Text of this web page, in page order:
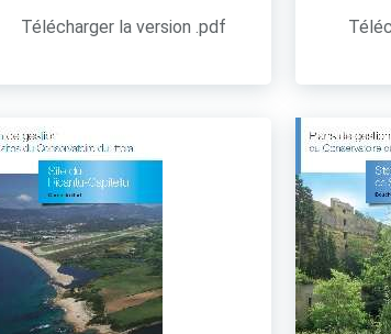
Télécharger la version .pdf